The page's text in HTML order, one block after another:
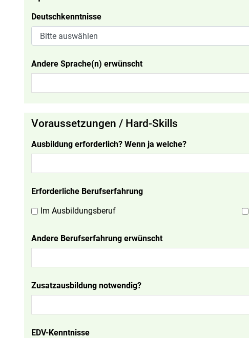
Deutschkenntnisse
Andere Sprache(n) erwünscht
Voraussetzungen / Hard-Skills
Ausbildung erforderlich? Wenn ja welche?
Erforderliche Berufserfahrung
Im Ausbildungsberuf
Andere Berufserfahrung erwünscht
Zusatzausbildung notwendig?
EDV-Kenntnisse